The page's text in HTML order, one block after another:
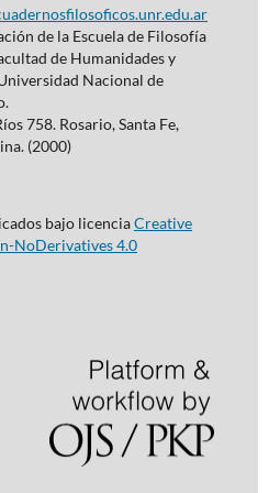
de la Escuela de Filosofía
de Humanidades y
Nacional de
758. Rosario, Santa Fe,
(2000)
bajo licenciaCreative
NoDerivatives 4.0